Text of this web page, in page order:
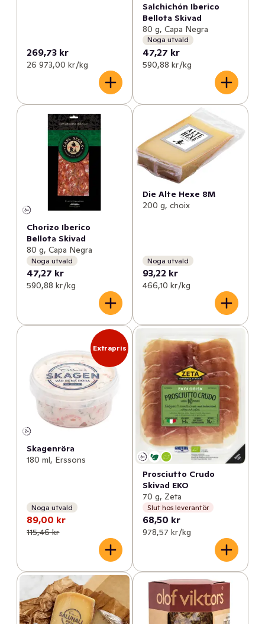
269,73 kr
26 973,00 kr /kg
Salchichón Iberico
Bellota Skivad
80 g, Capa Negra
Noga utvald
47,27 kr
590,88 kr /kg
Chorizo Iberico
Bellota Skivad
80 g, Capa Negra
Noga utvald
47,27 kr
590,88 kr /kg
Die Alte Hexe 8M
200 g, choix
Noga utvald
93,22 kr
466,10 kr /kg
Extrapris
Skagenröra
180 ml, Erssons
Noga utvald
89,00 kr
115,46 kr
Prosciutto Crudo
Skivad EKO
70 g, Zeta
Slut hos leverantör
68,50 kr
978,57 kr /kg